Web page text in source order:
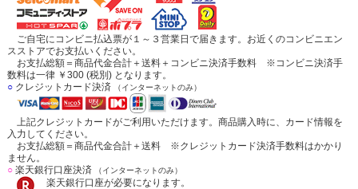
ご自宅にコンビニ払込票が１～３営業日で届きます。お近くのコンビニエン
スストアでお支払いください。
お支払総額＝商品代金合計＋送料＋コンビニ決済手数料 ※コンビニ決済手
数料は一律 ￥300 (税別) となります。
○クレジットカード決済 （インターネットのみ）
上記クレジットカードがご利用いただけます。商品購入時に、カード情報を
入力してください。
お支払総額＝商品代金合計＋送料 ※クレジットカード決済手数料はかかり
ません。
○楽天銀行口座決済 （インターネットのみ）
楽天銀行口座が必要になります。